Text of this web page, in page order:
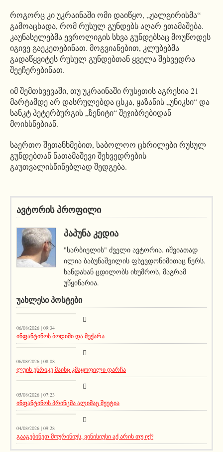
როგორც კი უკრაინაში ომი დაიწყო, „ჟალგირისმა“
გამოაცხადა, რომ რუსულ გუნდებს აღარ ეთამაშება.
კაუნასელებმა ევროლიგის სხვა გუნდებსაც მოუწოდეს
იგივე გაეკეთებინათ. მოგვიანებით, კლუბებმა
გადაწყვიტეს რუსულ გუნდებთან ყველა შეხვედრა
შეეჩერებინათ.
იმ შემთხვევაში, თუ უკრაინაში რუსეთის აგრესია 21
მარტამდე არ დასრულებდა ცსკა, ყაზანის „უნიკსი“ და
სანკტ პეტერბურგის „ზენიტი“ შეჯიბრებიდან
მოიხსნებიან.
საერთო შეთანხმებით, საბოლოო ცხრილები რუსულ
გუნდებთან ნათამაშევი შეხვედრების
გაუთვალისწინებლად შედგება.
ავტორის პროფილი
ᲞᲐᲞᲣᲜᲐ ᲙᲔᲓᲘᲐ
"სარბიელის" ძველი ავტორია. იშვიათად
ილია ბაბუნაშვილის ფსევდონიმითაც წერს.
ხანდახან ცდილობს იხუმროს, მაგრამ
უწყინარია.
ᲣᲐᲮᲚᲔᲡᲘ ᲞᲝᲡᲢᲔᲑᲘ
06/08/2026 | 09:34
ინფანტინოს ბოდიში და მუქარა
მთავარი ამბავი
06/08/2026 | 08:08
ლუის ენრიკე მაინც კმაყოფილი დარჩა
აქეთურ-იქითური
05/08/2026 | 07:23
ინფანტინოს პრინცმა ალიმაც შეუტია
აქეთურ-იქითური
04/08/2026 | 09:28
გააგებინეთ მოურინიუს, ვინისიუსი აქ არის თუ იქ?